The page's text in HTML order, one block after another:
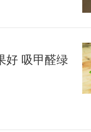
好 吸甲醛绿